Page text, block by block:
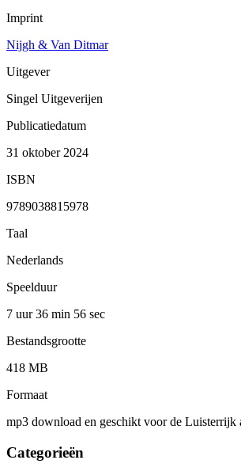
Imprint
Nijgh & Van Ditmar
Uitgever
Singel Uitgeverijen
Publicatiedatum
31 oktober 2024
ISBN
9789038815978
Taal
Nederlands
Speelduur
7 uur 36 min 56 sec
Bestandsgrootte
418 MB
Formaat
mp3 download en geschikt voor de Luisterrijk
Categorieën